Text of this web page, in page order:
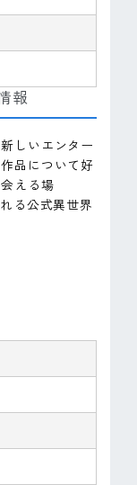
報
しいエンター
品について好
える場
る公式異世界